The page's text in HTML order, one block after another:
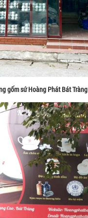
gốm sứ Hoàng Phát Bát Tràng